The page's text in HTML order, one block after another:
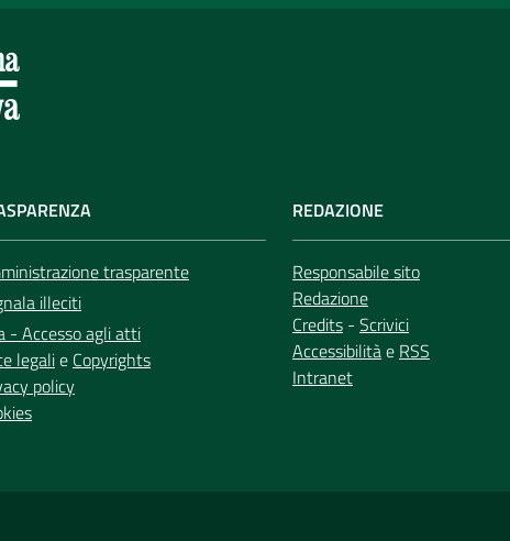
trasparente
illeciti
- Accesso agli atti
legalie Copyrights
policy
REDAZIONE
Responsabile sito
Redazione
Credits - Scrivici
Accessibilitàe RSS
Intranet